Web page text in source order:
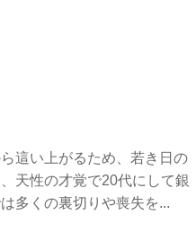
這い上がるため、若き日の
天性の才覚で20代にして銀
多くの裏切りや喪失を...